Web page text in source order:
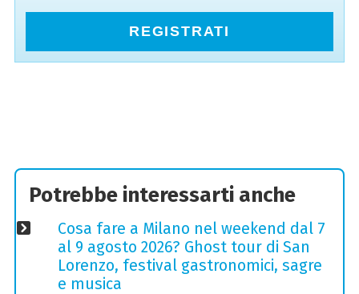
REGISTRATI
Potrebbe interessarti anche
Cosa fare a Milano nel weekend dal 7
al 9 agosto 2026? Ghost tour di San
Lorenzo, festival gastronomici, sagre
e musica